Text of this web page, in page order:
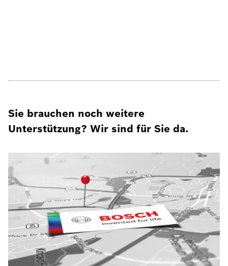
Sie brauchen noch weitere
Unterstützung? Wir sind für Sie da.